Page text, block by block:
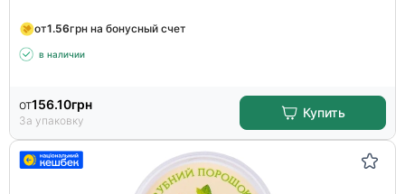
от1.56грн на бонусный счет
в наличии
от156.10грн
За упаковку
Купить